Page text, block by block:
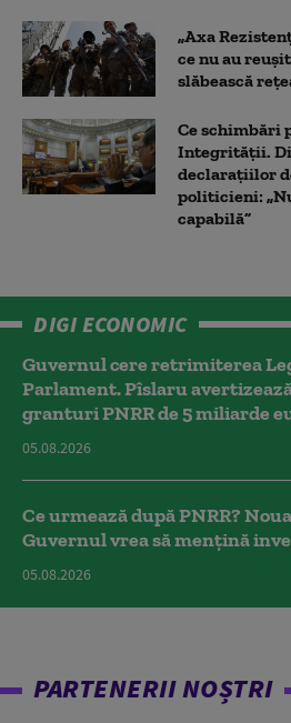
„Axa
ce nu au
slăbească
Ce schimbări
Integrității.
declarațiilor
politicieni:
capabilă”
DIGI ECONOMIC
Guvernul cere retrimiterea
Parlament. Pîslaru
granturi PNRR de 5 miliarde
05.08.2026
Ce urmează după PNRR?
Guvernul vrea să mențină
05.08.2026
PARTENERII NOȘTRI